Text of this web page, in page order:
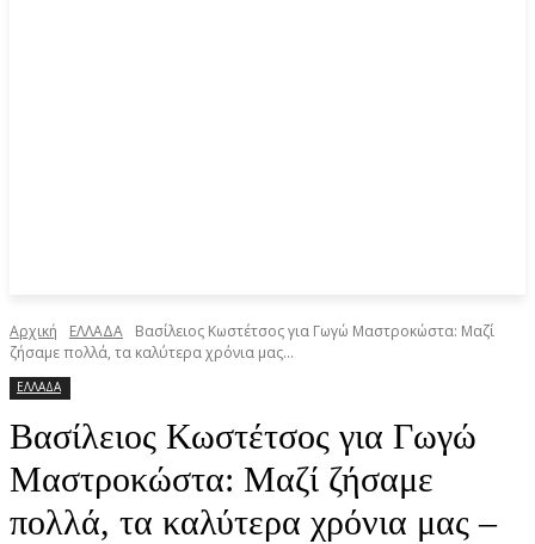
Αρχική ΕΛΛΑΔΑ
Βασίλειος Κωστέτσος για Γωγώ Μαστροκώστα: Μαζί
ζήσαμε πολλά, τα καλύτερα χρόνια μας...
ΕΛΛΑΔΑ
Βασίλειος Κωστέτσος για Γωγώ
Μαστροκώστα: Μαζί ζήσαμε
πολλά, τα καλύτερα χρόνια μας –